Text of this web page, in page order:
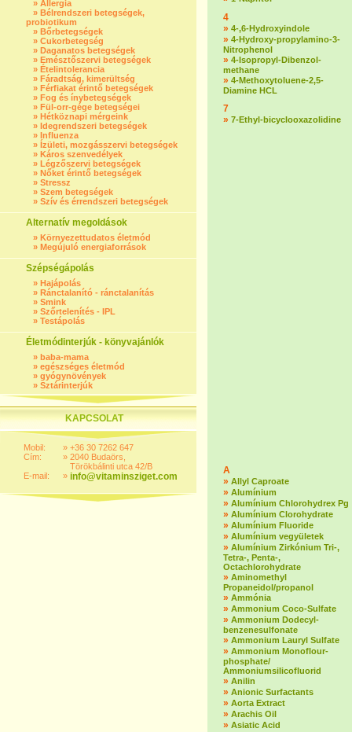
» Allergia
» Bélrendszeri betegségek,
probiotikum
» Bőrbetegségek
» Cukorbetegség
» Daganatos betegségek
» Emésztőszervi betegségek
» Ételintolerancia
» Fáradtság, kimerültség
» Férfiakat érintő betegségek
» Fog és ínybetegségek
» Fül-orr-gége betegségei
» Hétköznapi mérgeink
» Idegrendszeri betegségek
» Influenza
» Ízületi, mozgásszervi betegségek
» Káros szenvedélyek
» Légzőszervi betegségek
» Nőket érintő betegségek
» Stressz
» Szem betegségek
» Szív és érrendszeri betegségek
Alternatív megoldások
» Környezettudatos életmód
» Megújuló energiaforrások
Szépségápolás
» Hajápolás
» Ránctalanító - ránctalanítás
» Smink
» Szőrtelenítés - IPL
» Testápolás
Életmódinterjúk - könyvajánlók
» baba-mama
» egészséges életmód
» gyógynövények
» Sztárinterjúk
KAPCSOLAT
Mobil:
Cím:
E-mail:
»
»
»
+36 30 7262 647
2040 Budaörs,
Törökbálinti utca 42/B
info@vitaminsziget.com
4
» 4-,6-Hydroxyindole
» 4-Hydroxy-propylamino-3-
Nitrophenol
» 4-Isopropyl-Dibenzol-
methane
» 4-Methoxytoluene-2,5-
Diamine HCL
7
» 7-Ethyl-bicyclooxazolidine
A
» Allyl Caproate
» Alumínium
» Alumínium Chlorohydrex Pg
» Alumínium Clorohydrate
» Alumínium Fluoride
» Alumínium vegyületek
» Alumínium Zirkónium Tri-,
Tetra-, Penta-,
Octachlorohydrate
» Aminomethyl
Propaneidol/propanol
» Ammónia
» Ammonium Coco-Sulfate
» Ammonium Dodecyl-
benzenesulfonate
» Ammonium Lauryl Sulfate
» Ammonium Monoflour-
phosphate/
Ammoniumsilicofluorid
» Anilin
» Anionic Surfactants
» Aorta Extract
» Arachis Oil
» Asiatic Acid